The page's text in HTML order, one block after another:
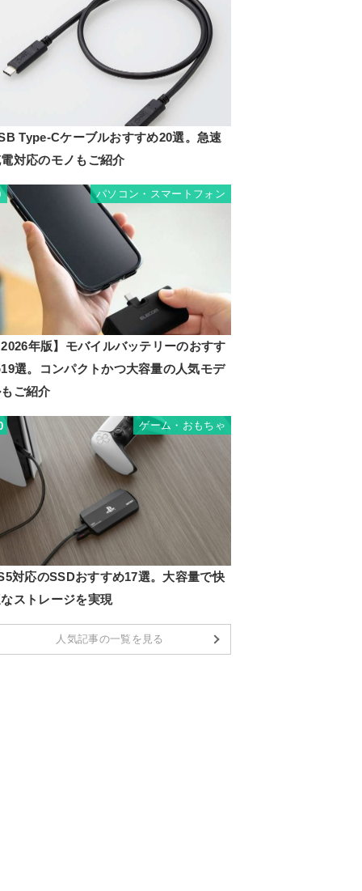
Type-Cケーブルおすすめ20選。急速
対応のモノもご紹介
パソコン・スマートフォン
年版】モバイルバッテリーのおすす
選。コンパクトかつ大容量の人気モデ
ご紹介
ゲーム・おもちゃ
対応のSSDおすすめ17選。大容量で快
ストレージを実現
人気記事の一覧を見る